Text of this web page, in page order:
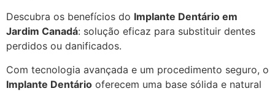
Descubra os benefícios do Implante Dentário em
Jardim Canadá: solução eficaz para substituir dentes
perdidos ou danificados.
Com tecnologia avançada e um procedimento seguro, o
Implante Dentário oferecem uma base sólida e natural